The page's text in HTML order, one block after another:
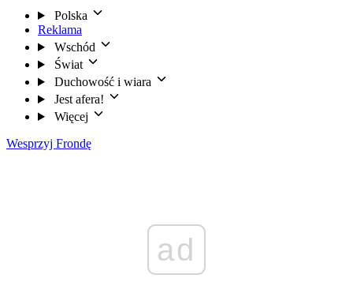
Polska
Reklama
Wschód
Świat
Duchowość i wiara
Jest afera!
Więcej
Wesprzyj Frondę
ad